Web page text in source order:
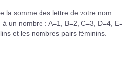
la somme des lettre de votre nom
un nombre : A=1, B=2, C=3, D=4,
et les nombres pairs féminins.